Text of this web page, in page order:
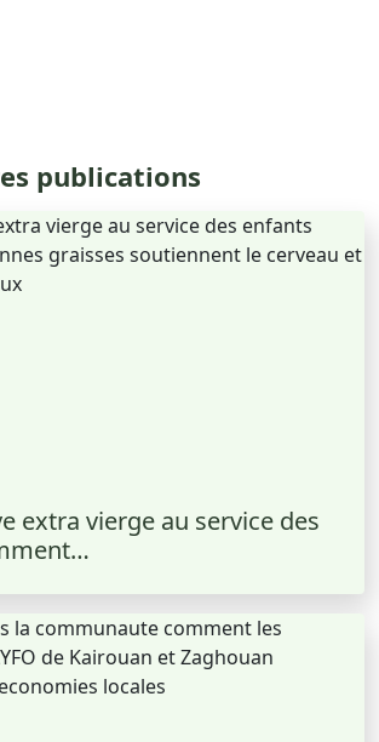
publications
extra vierge au service des